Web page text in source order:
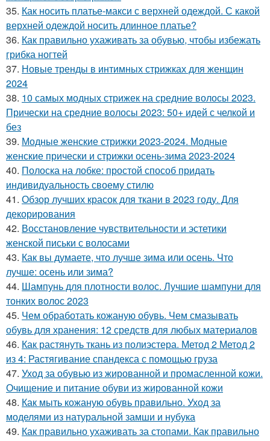
35. Как носить платье-макси с верхней одеждой. С какой
верхней одеждой носить длинное платье?
36. Как правильно ухаживать за обувью, чтобы избежать
грибка ногтей
37. Новые тренды в интимных стрижках для женщин
2024
38. 10 самых модных стрижек на средние волосы 2023.
Прически на средние волосы 2023: 50+ идей с челкой и
без
39. Модные женские стрижки 2023-2024. Модные
женские прически и стрижки осень-зима 2023-2024
40. Полоска на лобке: простой способ придать
индивидуальность своему стилю
41. Обзор лучших красок для ткани в 2023 году. Для
декорирования
42. Восстановление чувствительности и эстетики
женской письки с волосами
43. Как вы думаете, что лучше зима или осень. Что
лучше: осень или зима?
44. Шампунь для плотности волос. Лучшие шампуни для
тонких волос 2023
45. Чем обработать кожаную обувь. Чем смазывать
обувь для хранения: 12 средств для любых материалов
46. Как растянуть ткань из полиэстера. Метод 2 Метод 2
из 4: Растягивание спандекса с помощью груза
47. Уход за обувью из жированной и промасленной кожи.
Очищение и питание обуви из жированной кожи
48. Как мыть кожаную обувь правильно. Уход за
моделями из натуральной замши и нубука
49. Как правильно ухаживать за стопами. Как правильно